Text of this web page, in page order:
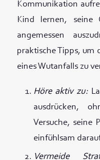
Kommunikation
Kind lernen, seine
angemessen
praktische Tipps, um
eines Wutanfalls zu
Höre aktiv zu:
ausdrücken,
Versuche, seine
einfühlsam
Vermeide